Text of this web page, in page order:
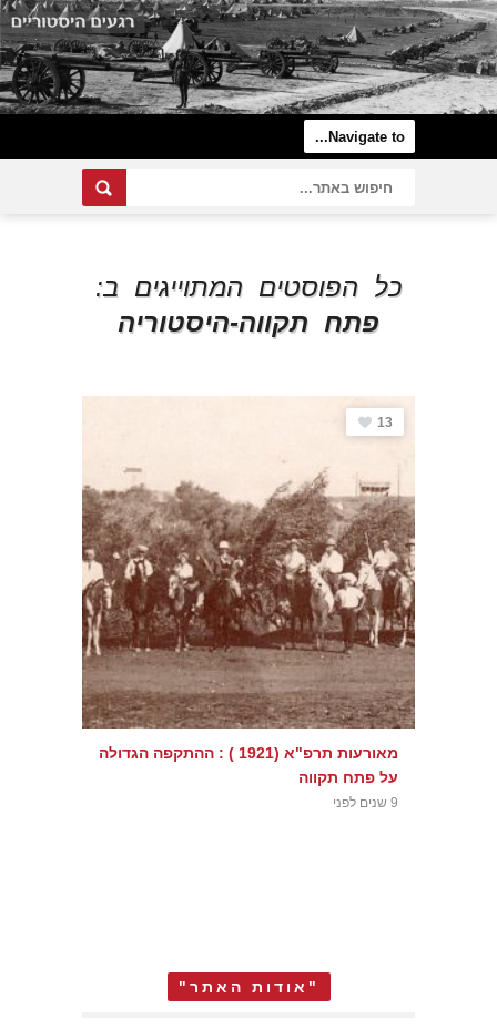
כל הפוסטים המתוייגים ב:
פתח תקווה-היסטוריה
13
מאורעות תרפ"א (1921 ) : ההתקפה הגדולה
על פתח תקווה
9 שנים לפני
"אודות האתר"